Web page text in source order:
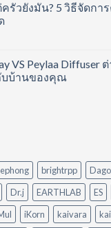
รัวยังมัน? 5 วิธีจัดก
VS Peylaa Diffuser
บบ้านของคุณ
brightrpp
Dr.j EARTHLAB ES
iKorn kaivara